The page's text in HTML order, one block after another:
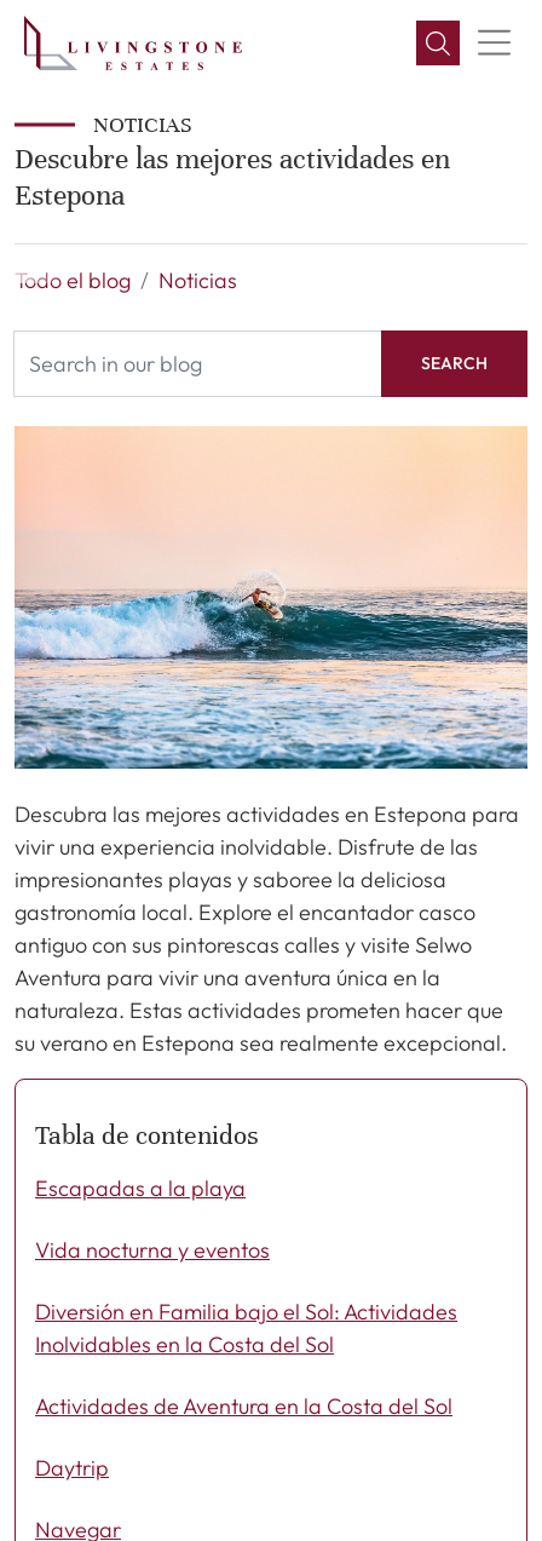
NOTICIAS
Descubre las mejores actividades en
Estepona
Todo el blog Noticias
SEARCH
Descubra las mejores actividades en Estepona para
vivir una experiencia inolvidable. Disfrute de las
impresionantes playas y saboree la deliciosa
gastronomía local. Explore el encantador casco
antiguo con sus pintorescas calles y visite Selwo
Aventura para vivir una aventura única en la
naturaleza. Estas actividades prometen hacer que
su verano en Estepona sea realmente excepcional.
Tabla de contenidos
Escapadas a la playa
Vida nocturna y eventos
Diversión en Familia bajo el Sol: Actividades
Inolvidables en la Costa del Sol
Actividades de Aventura en la Costa del Sol
Daytrip
Navegar